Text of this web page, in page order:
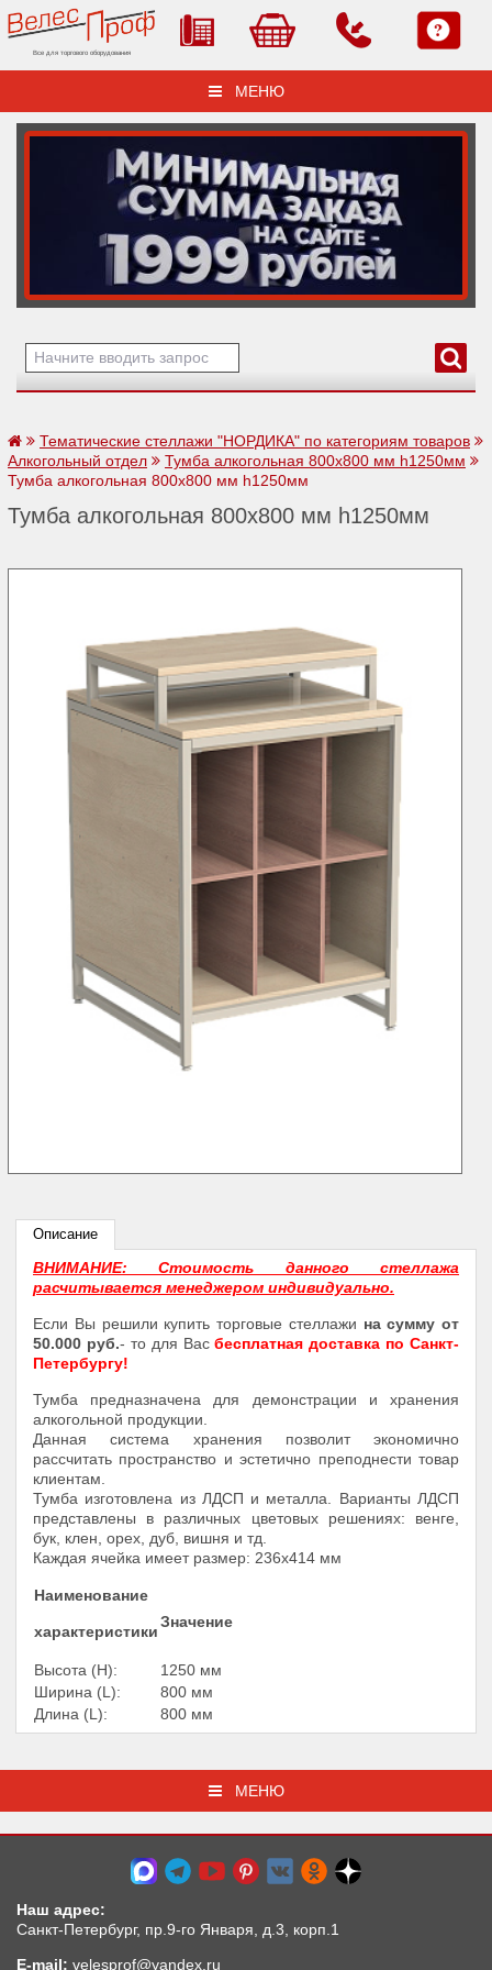
Все для торгового оборудования
МЕНЮ
Тематические стеллажи "НОРДИКА" по категориям товаров
Алкогольный отдел
Тумба алкогольная 800х800 мм h1250мм
Тумба алкогольная 800х800 мм h1250мм
Тумба алкогольная 800х800 мм h1250мм
Описание
ВНИМАНИЕ: Стоимость данного стеллажа
расчитывается менеджером индивидуально.
Если Вы решили купить торговые стеллажи на сумму от
50.000 руб.- то для Васбесплатная доставка по Санкт-
Петербургу!
Тумба предназначена для демонстрации и хранения
алкогольной продукции.
Данная система хранения позволит экономично
рассчитать пространство и эстетично преподнести товар
клиентам.
Тумба изготовлена из ЛДСП и металла. Варианты ЛДСП
представлены в различных цветовых решениях: венге,
бук, клен, орех, дуб, вишня и тд.
Каждая ячейка имеет размер: 236х414 мм
Наименование
характеристики
Значение
Высота (Н):
1250 мм
Ширина (L):
800 мм
Длина (L):
800 мм
МЕНЮ
Наш адрес:
Санкт-Петербург, пр.9-го Января, д.3, корп.1
E-mail: velesprof@yandex.ru